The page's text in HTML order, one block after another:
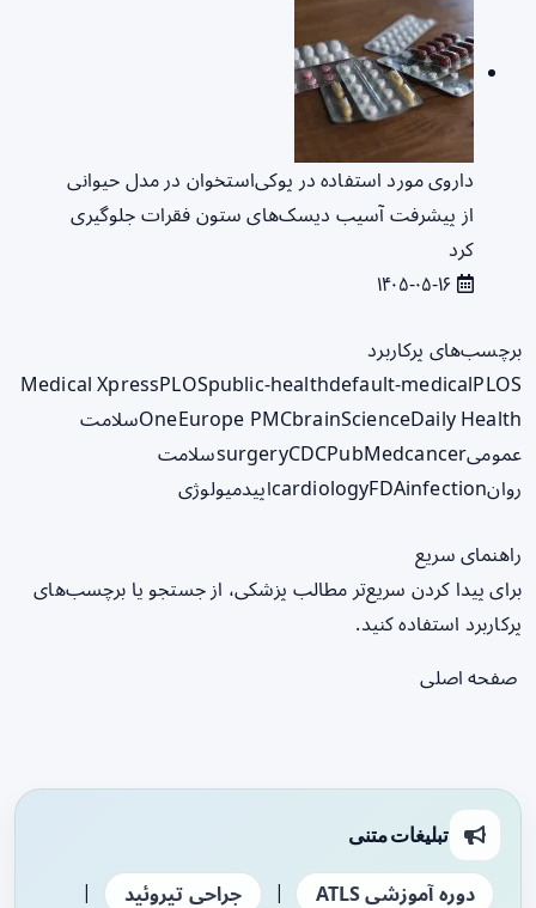
داروی مورد استفاده در پوکی‌استخوان در مدل حیوانی
از پیشرفت آسیب دیسک‌های ستون فقرات جلوگیری
کرد
برچسب‌های پرکاربرد
Medical XpressPLOSpublic-healthdefault-medicalPLOS
OneEurope PMCbrainScienceDaily Health
سلامت
عمومی
surgeryCDCPubMedcancer
سلامت
روان
cardiologyFDAinfection اپیدمیولوژی
راهنمای سریع
برای پیدا کردن سریع‌تر مطالب پزشکی، از جستجو یا برچسب‌های
پرکاربرد استفاده کنید.
صفحه اصلی
تبلیغات متنی
دوره آموزشی ATLS | جراحی تیروئید |